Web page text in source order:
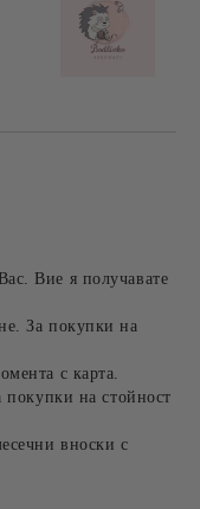
Вие я получавате
За покупки на
с карта.
покупки на стойност
вноски с